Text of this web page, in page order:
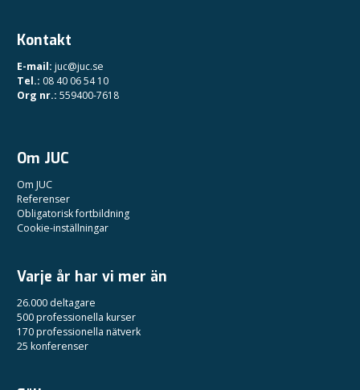
Kontakt
E-mail: juc@juc.se
Tel.: 08 40 06 54 10
Org nr.: 559400-7618
Om JUC
Om JUC
Referenser
Obligatorisk fortbildning
Cookie-inställningar
Varje år har vi mer än
26.000 deltagare
500 professionella kurser
170 professionella nätverk
25 konferenser